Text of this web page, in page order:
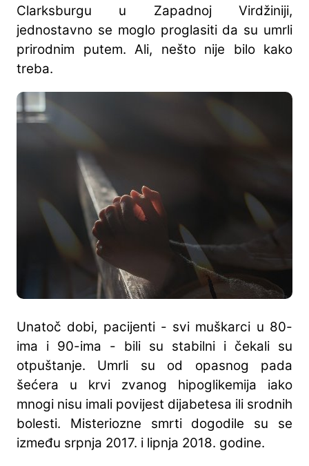
Clarksburgu u Zapadnoj Virdžiniji,
jednostavno se moglo proglasiti da su umrli
prirodnim putem. Ali, nešto nije bilo kako
treba.
Unatoč dobi, pacijenti - svi muškarci u 80-
ima i 90-ima - bili su stabilni i čekali su
otpuštanje. Umrli su od opasnog pada
šećera u krvi zvanog hipoglikemija iako
mnogi nisu imali povijest dijabetesa ili srodnih
bolesti. Misteriozne smrti dogodile su se
između srpnja 2017. i lipnja 2018. godine.